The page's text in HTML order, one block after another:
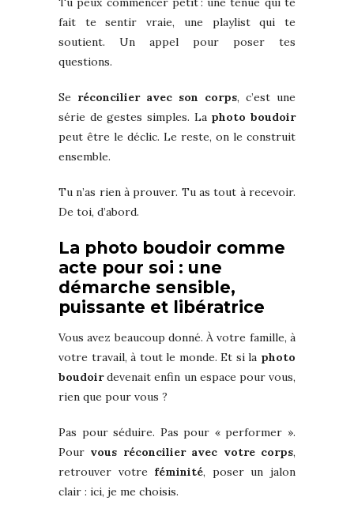
fait te sentir vraie, une playlist qui te
soutient. Un appel pour poser tes
questions.
Se réconcilier avec son corps, c’est une
série de gestes simples. La photo boudoir
peut être le déclic. Le reste, on le construit
ensemble.
Tu n’as rien à prouver. Tu as tout à recevoir.
De toi, d’abord.
La photo boudoir comme
acte pour soi : une
démarche sensible,
puissante et libératrice
Vous avez beaucoup donné. À votre famille, à
votre travail, à tout le monde. Et si la photo
boudoirdevenait enfin un espace pour vous,
rien que pour vous ?
Pas pour séduire. Pas pour « performer ».
Pour vous réconcilier avec votre corps,
retrouver votre féminité, poser un jalon
clair : ici, je me choisis.